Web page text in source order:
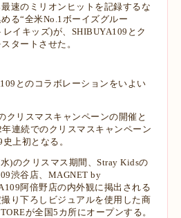
速のミリオンヒットを記録するな
る“全米No.1ボーイズグルー
イキッズ)が、SHIBUYA109とク
タートさせた。
とのコラボレーションをいよい
クリスマスキャンペーンの開催と
連続でのクリスマスキャンペーン
上初となる。
)のクリスマス期間、Stray Kidsの
渋谷店、MAGNET by
阿倍野店の内外観に掲出される
り下ろしビジュアルを使用した商
が全国5カ所にオープンする。